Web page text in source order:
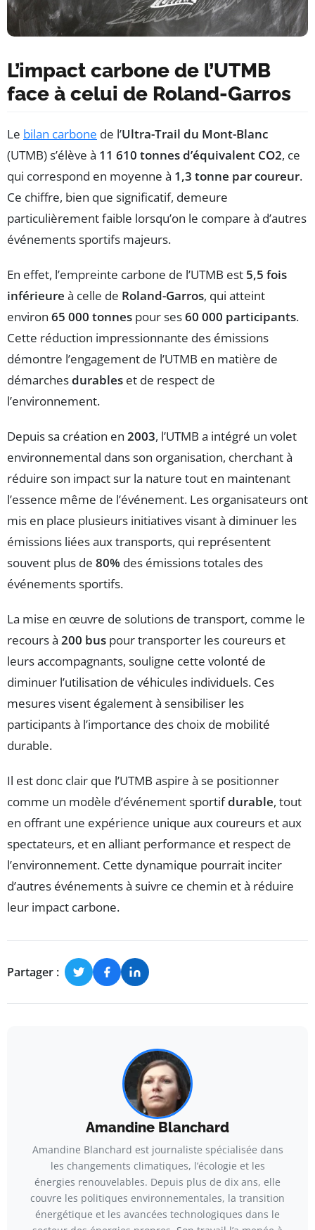
L’impact carbone de l’UTMB
face à celui de Roland-Garros
Le bilan carbone de l’Ultra-Trail du Mont-Blanc
(UTMB) s’élève à 11 610 tonnes d’équivalent CO2, ce
qui correspond en moyenne à 1,3 tonne par coureur.
Ce chiffre, bien que significatif, demeure
particulièrement faible lorsqu’on le compare à d’autres
événements sportifs majeurs.
En effet, l’empreinte carbone de l’UTMB est 5,5 fois
inférieure à celle de Roland-Garros, qui atteint
environ 65 000 tonnes pour ses60 000 participants.
Cette réduction impressionnante des émissions
démontre l’engagement de l’UTMB en matière de
démarchesdurables et de respect de
l’environnement.
Depuis sa création en 2003, l’UTMB a intégré un volet
environnemental dans son organisation, cherchant à
réduire son impact sur la nature tout en maintenant
l’essence même de l’événement. Les organisateurs ont
mis en place plusieurs initiatives visant à diminuer les
émissions liées aux transports, qui représentent
souvent plus de 80% des émissions totales des
événements sportifs.
La mise en œuvre de solutions de transport, comme le
recours à 200 bus pour transporter les coureurs et
leurs accompagnants, souligne cette volonté de
diminuer l’utilisation de véhicules individuels. Ces
mesures visent également à sensibiliser les
participants à l’importance des choix de mobilité
durable.
Il est donc clair que l’UTMB aspire à se positionner
comme un modèle d’événement sportifdurable, tout
en offrant une expérience unique aux coureurs et aux
spectateurs, et en alliant performance et respect de
l’environnement. Cette dynamique pourrait inciter
d’autres événements à suivre ce chemin et à réduire
leur impact carbone.
Partager :
Amandine Blanchard
Amandine Blanchard est journaliste spécialisée dans
les changements climatiques, l’écologie et les
énergies renouvelables. Depuis plus de dix ans, elle
couvre les politiques environnementales, la transition
énergétique et les avancées technologiques dans le